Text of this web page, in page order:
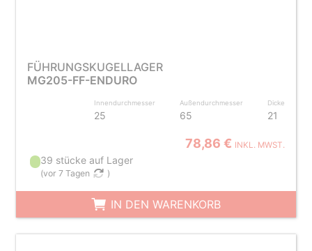
FÜHRUNGSKUGELLAGER
MG205-FF-ENDURO
Innendurchmesser
25
Außendurchmesser
65
Dicke
21
78,86 € INKL. MWST.
39 stücke auf Lager
(vor 7 Tagen )
IN DEN WARENKORB